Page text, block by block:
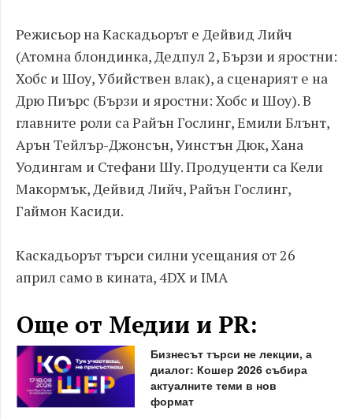
Режисьор на Каскадьорът е Дейвид Лийч
(Атомна блондинка, Дедпул 2, Бързи и яростни:
Хобс и Шоу, Убийствен влак), а сценарият е на
Дрю Пиърс (Бързи и яростни: Хобс и Шоу). В
главните роли са Райън Гослинг, Емили Блънт,
Арън Тейлър-Джонсън, Уинстън Дюк, Хана
Уодингам и Стефани Шу. Продуценти са Кели
Макормък, Дейвид Лийч, Райън Гослинг,
Гаймон Касиди.
Каскадьорът търси силни усещания от 26
април само в кината, 4DX и IMA
Още от Медии и PR:
Бизнесът търси не лекции, а
диалог: Кошер 2026 събира
актуалните теми в нов
формат